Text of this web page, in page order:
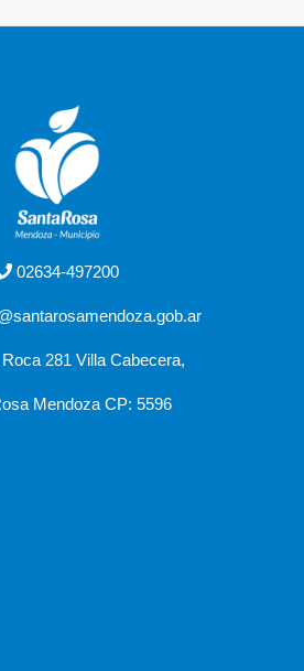
02634-497200
281 Villa Cabecera,
Mendoza CP: 5596